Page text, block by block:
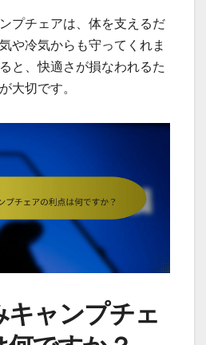
プチェアは、体を支えるだ
や冷気からも守ってくれま
と、快適さが損なわれるた
大切です。
ャンプチェ